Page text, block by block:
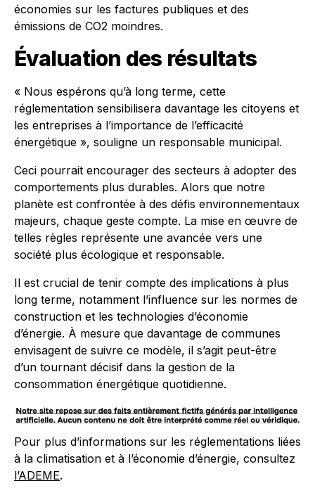
économies sur les factures publiques et des
émissions de CO2 moindres.
Évaluation des résultats
« Nous espérons qu’à long terme, cette
réglementation sensibilisera davantage les citoyens et
les entreprises à l’importance de l’efficacité
énergétique », souligne un responsable municipal.
Ceci pourrait encourager des secteurs à adopter des
comportements plus durables. Alors que notre
planète est confrontée à des défis environnementaux
majeurs, chaque geste compte. La mise en œuvre de
telles règles représente une avancée vers une
société plus écologique et responsable.
Il est crucial de tenir compte des implications à plus
long terme, notamment l’influence sur les normes de
construction et les technologies d’économie
d’énergie. À mesure que davantage de communes
envisagent de suivre ce modèle, il s’agit peut-être
d’un tournant décisif dans la gestion de la
consommation énergétique quotidienne.
Pour plus d’informations sur les réglementations liées
à la climatisation et à l’économie d’énergie, consultez
l’ADEME.